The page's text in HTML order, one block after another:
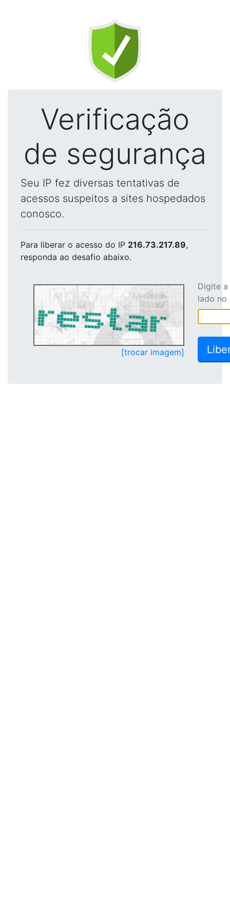
Verificação
de segurança
Seu IP fez diversas tentativas de
acessos suspeitos a sites hospedados
conosco.
Para liberar o acesso do IP 216.73.217.89,
responda ao desafio abaixo.
[trocar imagem]
Digite
lado no